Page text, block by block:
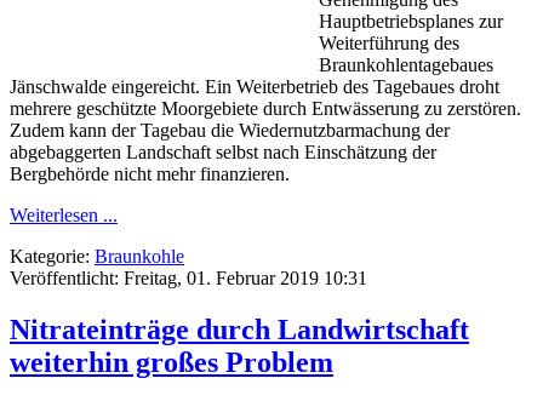
Hauptbetriebsplanes zur
Weiterführung des
Braunkohlentagebaues
Jänschwalde eingereicht. Ein Weiterbetrieb des Tagebaues droht
mehrere geschützte Moorgebiete durch Entwässerung zu zerstören.
Zudem kann der Tagebau die Wiedernutzbarmachung der
abgebaggerten Landschaft selbst nach Einschätzung der
Bergbehörde nicht mehr finanzieren.
Weiterlesen ...
Kategorie: Braunkohle
Veröffentlicht: Freitag, 01. Februar 2019 10:31
Nitrateinträge durch Landwirtschaft
weiterhin großes Problem